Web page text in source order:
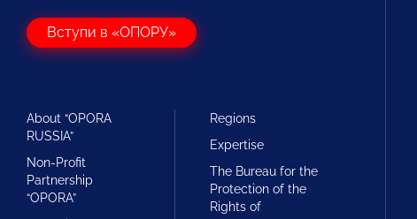
Вступи в «ОПОРУ»
About “OPORA
RUSSIA”
Non-Profit
Partnership
“OPORA”
Regions
Expertise
The Bureau for the
Protection of the
Rights of